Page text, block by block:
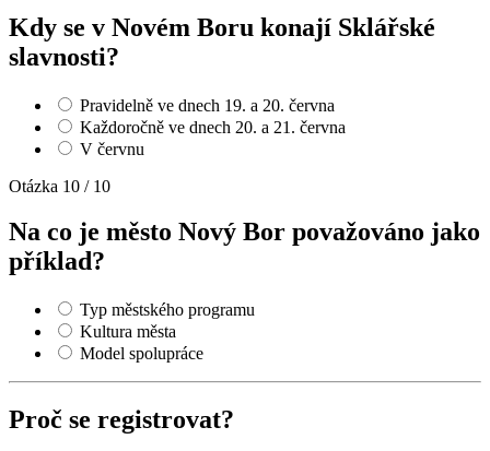
Kdy se v Novém Boru konají Sklářské
slavnosti?
Pravidelně ve dnech 19. a 20. června
Každoročně ve dnech 20. a 21. června
V červnu
Otázka 10 / 10
Na co je město Nový Bor považováno jako
příklad?
Typ městského programu
Kultura města
Model spolupráce
Proč se registrovat?